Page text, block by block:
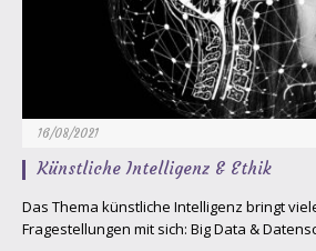
16/08/2021
Künstliche Intelligenz & Ethik
Das Thema künstliche Intelligenz bringt
Fragestellungen mit sich: Big Data &